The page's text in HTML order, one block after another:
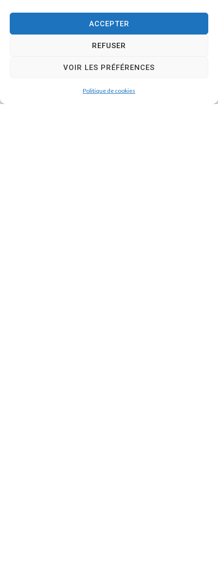
ACCEPTER
REFUSER
VOIR LES PRÉFÉRENCES
Politique de cookies